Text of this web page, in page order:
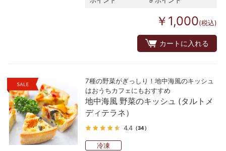
￥1,000(税込)
カートに入れる
7種の野菜がぎっしり！地中海風のキッシュ
はおうちカフェにもおすすめ
地中海風 野菜のキッシュ (タルトメ
ディテラネ）
4.4 （34）
冷凍